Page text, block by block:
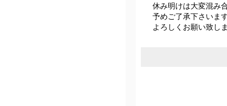
休み明けは大変混み
予めご了承下さいま
よろしくお願い致し